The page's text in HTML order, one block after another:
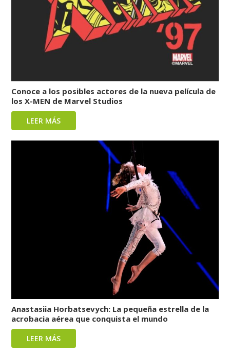
Conoce a los posibles actores de la nueva película de
los X-MEN de Marvel Studios
LEER MÁS
Anastasiia Horbatsevych: La pequeña estrella de la
acrobacia aérea que conquista el mundo
LEER MÁS